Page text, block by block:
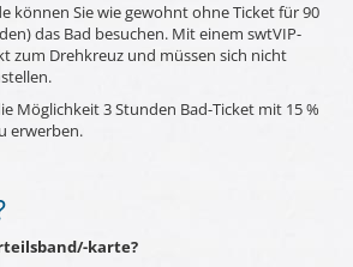
können Sie wie gewohnt ohne Ticket für 90
das Bad besuchen. Mit einem swtVIP-
zum Drehkreuz und müssen sich nicht
Möglichkeit 3 Stunden Bad-Ticket mit 15 %
erwerben.
karte?